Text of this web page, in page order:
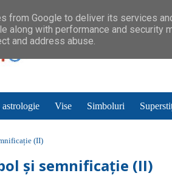
Vise Simboluri
(II)
și semnificație (II)
from Google to deliver its services
along with performance and security
and address abuse.